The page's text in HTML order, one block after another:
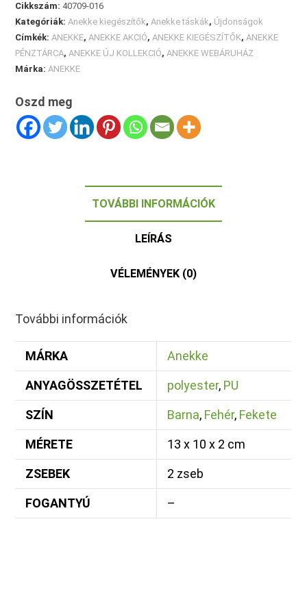
Cikkszám:40709-016
Kategóriák:Anekke kiegészítők,Anekke táskák, Újdonságok
Címkék:ANEKKE,ANEKKE AKCIÓ,ANEKKE KIEGÉSZÍTŐK,ANEKKE
PÉNZTÁRCA,ANEKKE ÚJ KOLLEKCIÓ,ANEKKE WEBÁRUHÁZ
Márka:ANEKKE
Oszd meg
TOVÁBBI INFORMÁCIÓK
LEÍRÁS
VÉLEMÉNYEK (0)
További információk
MÁRKA Anekke
ANYAGÖSSZETÉTEL polyester, PU
SZÍN Barna, Fehér, Fekete
MÉRETE 13 x 10 x 2 cm
ZSEBEK 2 zseb
FOGANTYÚ –